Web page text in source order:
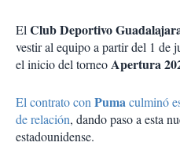
ElClub Deportivo
vestir al equipo a partir del 1 de
el inicio del torneoApertura
El contrato conPumaculminó
de relación, dando paso a esta
estadounidense.